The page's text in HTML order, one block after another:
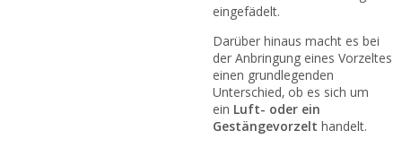
eingefädelt.
Darüber hinaus macht es bei
der Anbringung eines Vorzeltes
einen grundlegenden
Unterschied, ob es sich um
ein Luft- oder ein
Gestängevorzelt handelt.